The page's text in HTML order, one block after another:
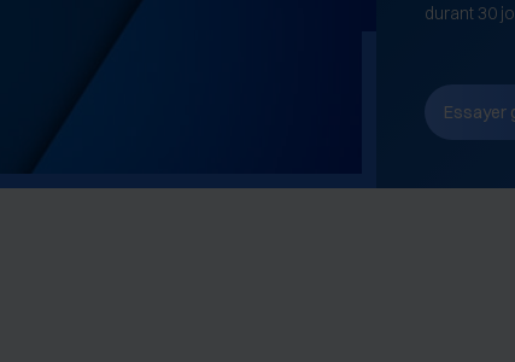
durant 30
Essayer